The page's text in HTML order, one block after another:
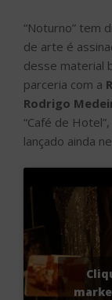
“Noturno” tem
de arte é
desse material
parceria com a
Rodrigo
“Café de
lançado ainda